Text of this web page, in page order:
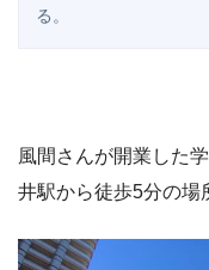
る。
風間さんが開業した
井駅から徒歩5分の場